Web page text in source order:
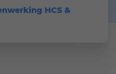
HCS &